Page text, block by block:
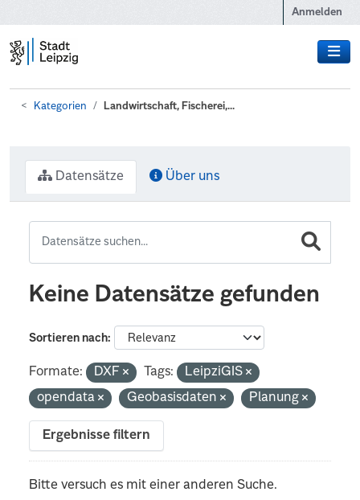
Anmelden
Kategorien Landwirtschaft, Fischerei,...
Datensätze Über uns
Keine Datensätze gefunden
Sortieren nach
Formate: DXF Tags:
LeipziGIS
opendata
Geobasisdaten Planung
Ergebnisse filtern
Bitte versuch es mit einer anderen Suche.